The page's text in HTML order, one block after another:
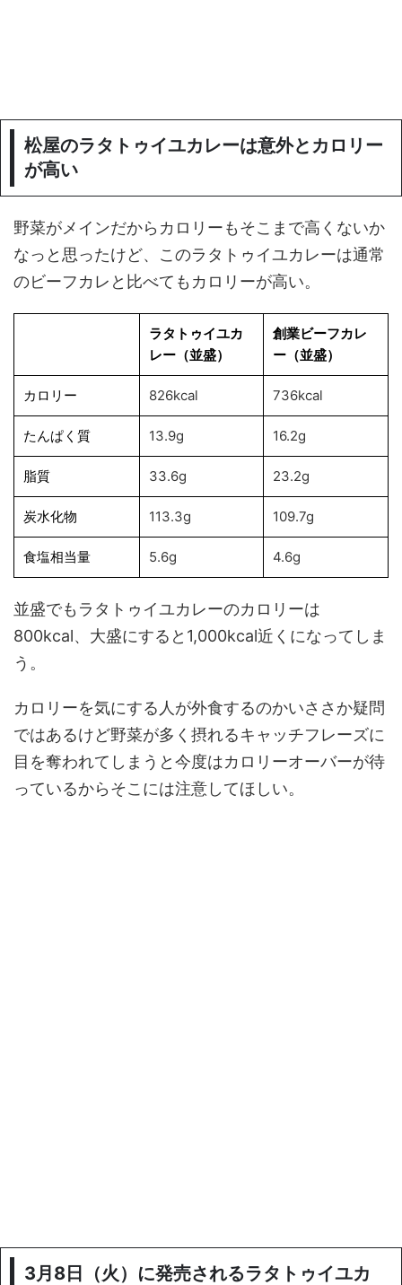
松屋のラタトゥイユカレーは意外とカロリー
が高い
野菜がメインだからカロリーもそこまで高くないか
なっと思ったけど、このラタトゥイユカレーは通常
のビーフカレと比べてもカロリーが高い。
ラタトゥイユカ
レー（並盛）
創業ビーフカレ
ー（並盛）
カロリー 826kcal 736kcal
たんぱく質 13.9g 16.2g
脂質 33.6g 23.2g
炭水化物 113.3g 109.7g
食塩相当量 5.6g 4.6g
並盛でもラタトゥイユカレーのカロリーは
800kcal、大盛にすると1,000kcal近くになってしま
う。
カロリーを気にする人が外食するのかいささか疑問
ではあるけど野菜が多く摂れるキャッチフレーズに
目を奪われてしまうと今度はカロリーオーバーが待
っているからそこには注意してほしい。
3月8日（火）に発売されるラタトゥイユカ